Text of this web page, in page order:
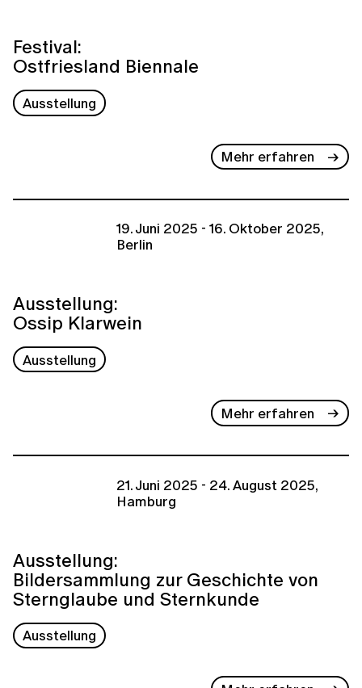
Festival:
Ostfriesland Biennale
Ausstellung
Mehr erfahren
19. Juni 2025 - 16. Oktober 2025,
Berlin
Ausstellung:
Ossip Klarwein
Ausstellung
Mehr erfahren
21. Juni 2025 - 24. August 2025,
Hamburg
Ausstellung:
Bildersammlung zur Geschichte von
Sternglaube und Sternkunde
Ausstellung